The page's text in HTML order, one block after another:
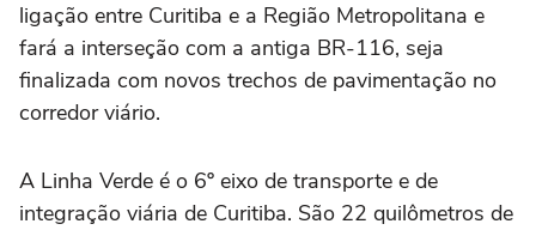
ligação entre Curitiba e a Região Metropolitana e
fará a interseção com a antiga BR-116, seja
finalizada com novos trechos de pavimentação no
corredor viário.
A Linha Verde é o 6º eixo de transporte e de
integração viária de Curitiba. São 22 quilômetros de